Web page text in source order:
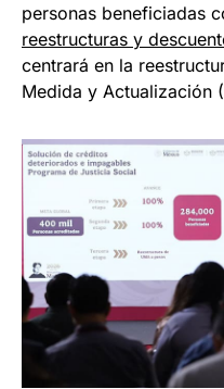
personas beneficiadas
reestructuras y
centrará en la
Medida y Actualización